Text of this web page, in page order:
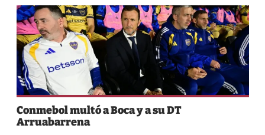
Conmebol multó a Boca y a su DT
Arruabarrena